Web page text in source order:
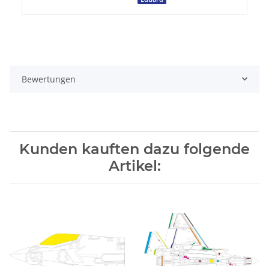
Bewertungen
Kunden kauften dazu folgende
Artikel: